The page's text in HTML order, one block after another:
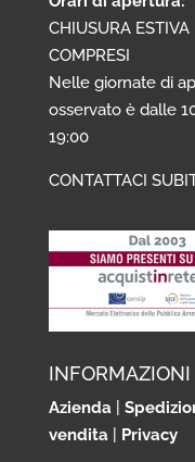
CHIUSURA
COMPRESI
Nelle giornate di
osservato è dalle
19:00
CONTATTACI
INFORMAZIONI
Azienda|
vendita| Privacy